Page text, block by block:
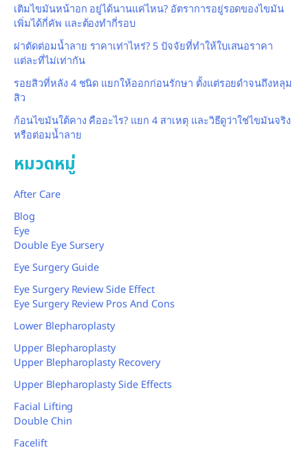
เติมไขมันหน้าอก อยู่ได้นานแค่ไหน? อัตราการอยู่รอดของไขมัน
เพิ่มได้กี่คัพ และต้องทำกี่รอบ
ผ่าตัดต่อมน้ำลาย ราคาเท่าไหร่? 5 ปัจจัยที่ทำให้ใบเสนอราคา
แต่ละที่ไม่เท่ากัน
รอยสิวที่หลัง 4 ชนิด แยกให้ออกก่อนรักษา ตั้งแต่รอยดำจนถึงหลุม
สิว
ก้อนไขมันใต้คาง คืออะไร? แยก 4 สาเหตุ และวิธีดูว่าใช่ไขมันจริง
หรือต่อมน้ำลาย
หมวดหมู่
After Care
Blog
Eye
Double Eye Sursery
Eye Surgery Guide
Eye Surgery Review Side Effect
Eye Surgery Review Pros And Cons
Lower Blepharoplasty
Upper Blepharoplasty
Upper Blepharoplasty Recovery
Upper Blepharoplasty Side Effects
Facial Lifting
Double Chin
Facelift